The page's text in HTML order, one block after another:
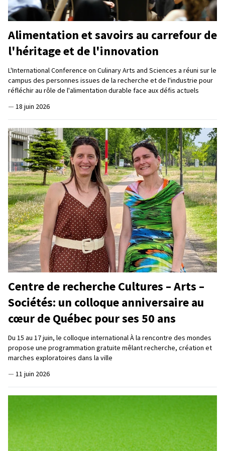
Alimentation et savoirs au carrefour de
l'héritage et de l'innovation
L'International Conference on Culinary Arts and Sciences a réuni sur le
campus des personnes issues de la recherche et de l'industrie pour
réfléchir au rôle de l'alimentation durable face aux défis actuels
— 18 juin 2026
Centre de recherche Cultures – Arts –
Sociétés: un colloque anniversaire au
cœur de Québec pour ses 50 ans
Du 15 au 17 juin, le colloque international À la rencontre des mondes
propose une programmation gratuite mêlant recherche, création et
marches exploratoires dans la ville
— 11 juin 2026